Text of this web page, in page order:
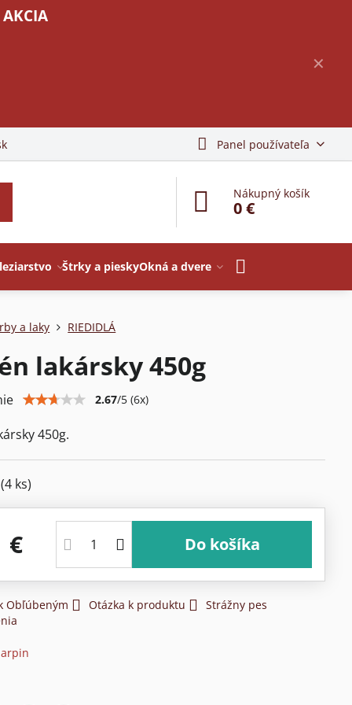
✕
Panel používateľa
Nákupný košík
0 €
Štrky a pieskyOkná a dvere
a laky RIEDIDLÁ
lakársky 450g
2.67/5 (6x)
450g.
(4 ks)
€ Do košíka
Obľúbeným Otázka k produktu
Strážny pes